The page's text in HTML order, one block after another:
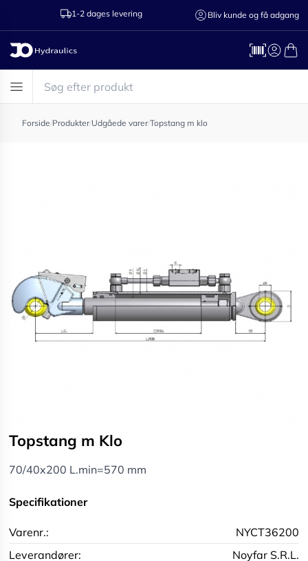
1-2 dages levering Ring til os
Bliv kunde og få adgang
Forside/Produkter/Udgåede varer/Topstang m klo
Topstang m Klo
70/40x200 L.min=570 mm
Specifikationer
Varenr.:
NYCT36200
Leverandører:
Noyfar S.R.L.